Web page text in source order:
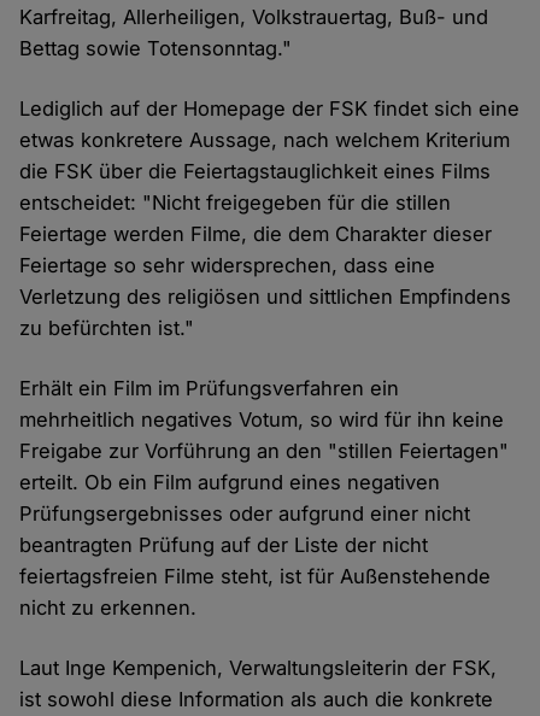
Karfreitag, Allerheiligen, Volkstrauertag, Buß- und
Bettag sowie Totensonntag."
Lediglich auf der Homepage der FSK findet sich eine
etwas konkretere Aussage, nach welchem Kriterium
die FSK über die Feiertagstauglichkeit eines Films
entscheidet: "Nicht freigegeben für die stillen
Feiertage werden Filme, die dem Charakter dieser
Feiertage so sehr widersprechen, dass eine
Verletzung des religiösen und sittlichen Empfindens
zu befürchten ist."
Erhält ein Film im Prüfungsverfahren ein
mehrheitlich negatives Votum, so wird für ihn keine
Freigabe zur Vorführung an den "stillen Feiertagen"
erteilt. Ob ein Film aufgrund eines negativen
Prüfungsergebnisses oder aufgrund einer nicht
beantragten Prüfung auf der Liste der nicht
feiertagsfreien Filme steht, ist für Außenstehende
nicht zu erkennen.
Laut Inge Kempenich, Verwaltungsleiterin der FSK,
ist sowohl diese Information als auch die konkrete